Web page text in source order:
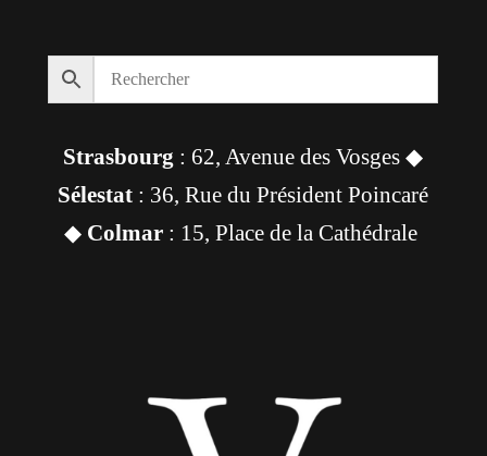
Strasbourg : 62, Avenue des Vosges ◆
Sélestat : 36, Rue du Président Poincaré
◆ Colmar: 15, Place de la Cathédrale